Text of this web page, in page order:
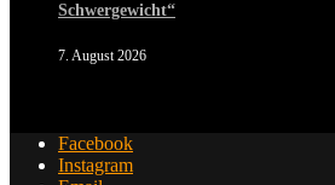
Schwergewicht“
7. August 2026
Facebook
Instagram